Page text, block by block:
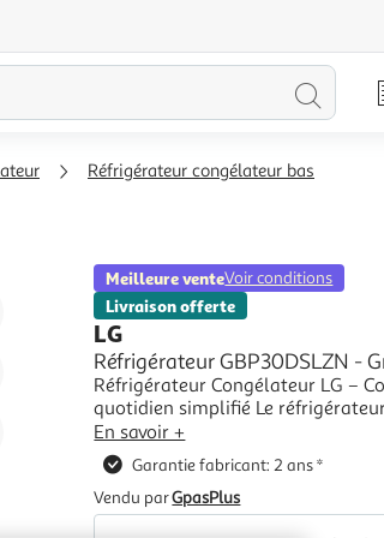
la
Réfrigérateur congélateur bas
Agrandir
l'illustration
l'illustration
Partager
Meilleure venteVoir conditions
Livraison offerte
LG
Réfrigérateur GBP30DSLZN -
Réfrigérateur Congélateur LG –
quotidien simplifié Le
offrir une conservation efficace
utilisation simple, sûre et
confort d’utilisation pensé pour v
En savoir +
Garantie fabricant: 2 ans *
Vendu parGpasPlus